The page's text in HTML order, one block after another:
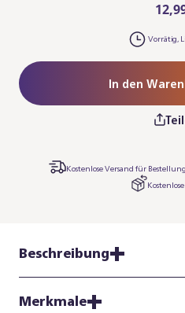
Vorrätig,
In den
Kostenlose Versand für
Beschreibung
Merkmale